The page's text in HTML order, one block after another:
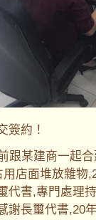
簽約！
跟某建商一起
店面堆放雜物
代書,專門處理
謝長璽代書,20